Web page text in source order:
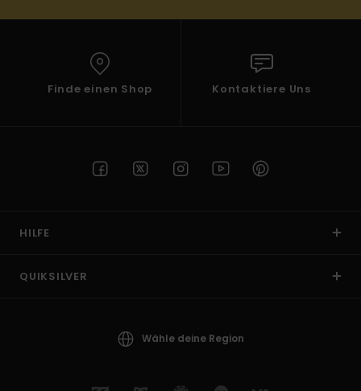
Finde einen Shop Kontaktiere Uns
HILFE
QUIKSILVER
Wähle deine Region